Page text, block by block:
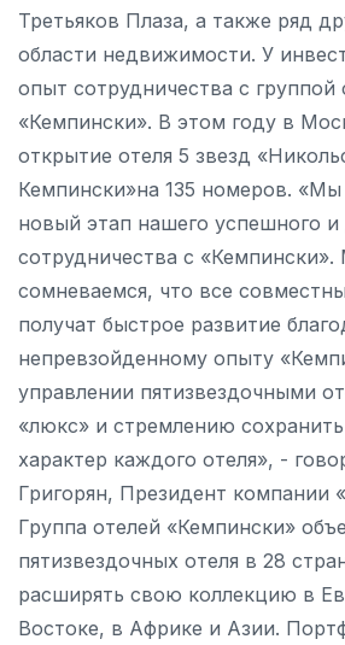
Третьяков Плаза, а также ряд
области недвижимости. У
опыт сотрудничества с группой
«Кемпински». В этом году в
открытие отеля 5 звезд
Кемпински»на 135 номеров.
новый этап нашего успешного и
сотрудничества с
сомневаемся, что все
получат быстрое развитие
непревзойденному опыту
управлении пятизвездочными
«люкс» и стремлению
характер каждого отеля», -
Григорян, Президент компании
Группа отелей «Кемпински»
пятизвездочных отеля в 28
расширять свою коллекцию в
Востоке, в Африке и Азии.